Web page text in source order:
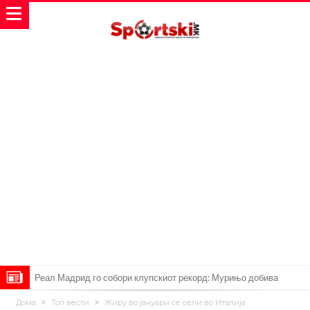
Реал Мадрид го собори клупскиот рекорд: Мурињо добива
засилување за 140 милиони евра!
Милан ја доби првата понуда за Леао
Дома Топ вести Жиру во јануари се сели во Италија